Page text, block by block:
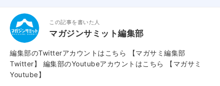
この記事を書いた人
マガジンサミット編集部
編集部のTwitterアカウントはこちら
【マガサミ編集部
Twitter】
編集部のYoutubeアカウントはこちら
【マガサミ
Youtube】